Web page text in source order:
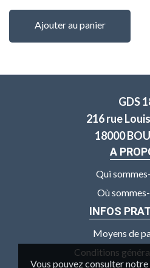
Vous pouvez consulter
Ajouter au panier
GDS
216 rue
18000
A
Qui
Où
INFOS
Moyens de
Conditions